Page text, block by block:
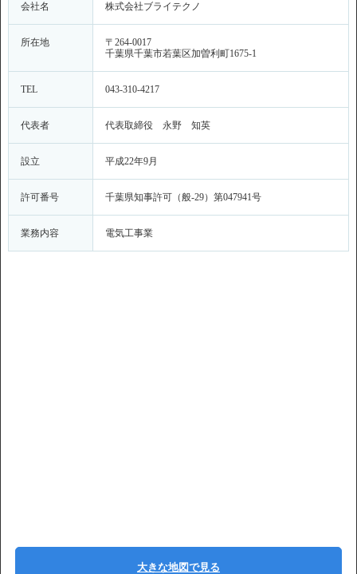
会社名 株式会社ブライテクノ
所在地
〒264-0017
千葉県千葉市若葉区加曽利町1675-1
TEL 043-310-4217
代表者 代表取締役 永野 知英
設立 平成22年9月
許可番号 千葉県知事許可（般-29）第047941号
業務内容 電気工事業
大きな地図で見る